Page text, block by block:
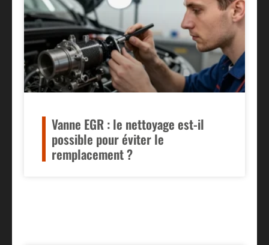
Vanne EGR : le nettoyage est-il
possible pour éviter le
remplacement ?